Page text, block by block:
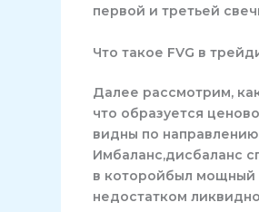
первой и третьей
Что такое FVG в
Далее рассмотрим,
что образуется
видны по
Имбаланс,дисбаланс
в которойбыл мощный
недостатком